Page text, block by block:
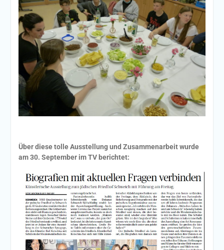
Über diese tolle Ausstellung und Zusammenarbeit wurde
am 30. September im TV berichtet: